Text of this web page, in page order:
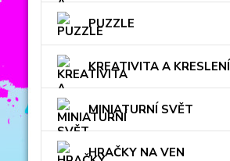
PUZZLE
KREATIVITA A KRESLENÍ
MINIATURNÍ SVĚT
HRAČKY NA VEN